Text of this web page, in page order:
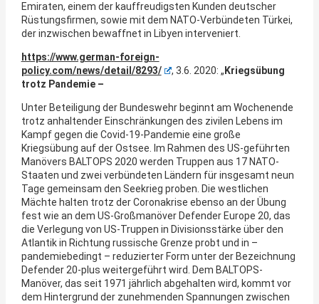
Emiraten, einem der kauffreudigsten Kunden deutscher
Rüstungsfirmen, sowie mit dem NATO-Verbündeten Türkei,
der inzwischen bewaffnet in Libyen interveniert.
https://www.german-foreign-
policy.com/news/detail/8293/
, 3.6. 2020: „ Kriegsübung
trotz Pandemie –
Unter Beteiligung der Bundeswehr beginnt am Wochenende
trotz anhaltender Einschränkungen des zivilen Lebens im
Kampf gegen die Covid-19-Pandemie eine große
Kriegsübung auf der Ostsee. Im Rahmen des US-geführten
Manövers BALTOPS 2020 werden Truppen aus 17 NATO-
Staaten und zwei verbündeten Ländern für insgesamt neun
Tage gemeinsam den Seekrieg proben. Die westlichen
Mächte halten trotz der Coronakrise ebenso an der Übung
fest wie an dem US-Großmanöver Defender Europe 20, das
die Verlegung von US-Truppen in Divisionsstärke über den
Atlantik in Richtung russische Grenze probt und in –
pandemiebedingt – reduzierter Form unter der Bezeichnung
Defender 20-plus weitergeführt wird. Dem BALTOPS-
Manöver, das seit 1971 jährlich abgehalten wird, kommt vor
dem Hintergrund der zunehmenden Spannungen zwischen